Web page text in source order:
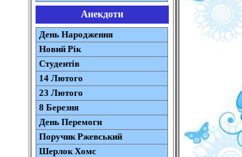
Анекдоти
День Народження
Новий Рік
Студентів
14 Лютого
23 Лютого
8 Березня
День Перемоги
Поручик Ржевський
Шерлок Хомс